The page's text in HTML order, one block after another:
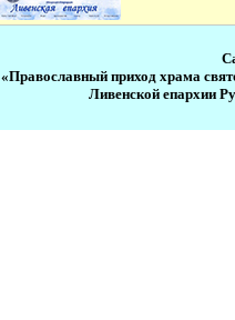
«Православный приход храма
Ливенской епархии